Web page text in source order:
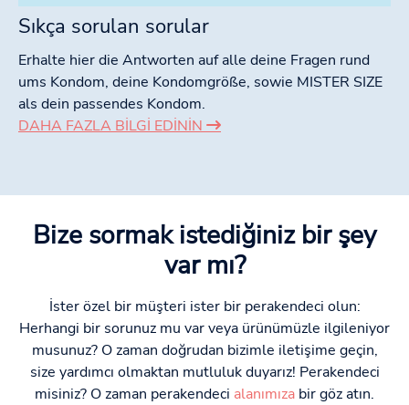
Sıkça sorulan sorular
Erhalte hier die Antworten auf alle deine Fragen rund
ums Kondom, deine Kondomgröße, sowie MISTER SIZE
als dein passendes Kondom.
DAHA FAZLA BILGI EDININ
Bize sormak istediğiniz bir şey
var mı?
İster özel bir müşteri ister bir perakendeci olun:
Herhangi bir sorunuz mu var veya ürünümüzle ilgileniyor
musunuz? O zaman doğrudan bizimle iletişime geçin,
size yardımcı olmaktan mutluluk duyarız! Perakendeci
misiniz? O zaman perakendeci alanımıza bir göz atın.